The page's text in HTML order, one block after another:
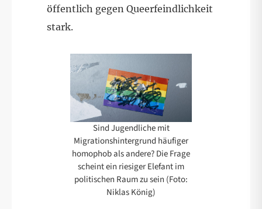
öffentlich gegen Queerfeindlichkeit
stark.
Sind Jugendliche mit
Migrationshintergrund häufiger
homophob als andere? Die Frage
scheint ein riesiger Elefant im
politischen Raum zu sein (Foto:
Niklas König)